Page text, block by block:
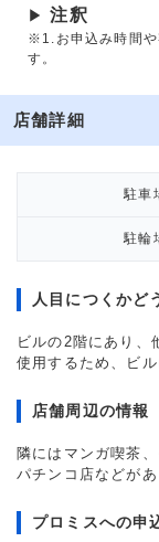
▶ 注釈
※1.お申込み時間や
す。
店舗詳細
駐車
駐輪
人目につくかど
ビルの2階にあり、
使用するため、ビ
店舗周辺の情報
隣にはマンガ喫茶
パチンコ店などがあ
プロミスへの申